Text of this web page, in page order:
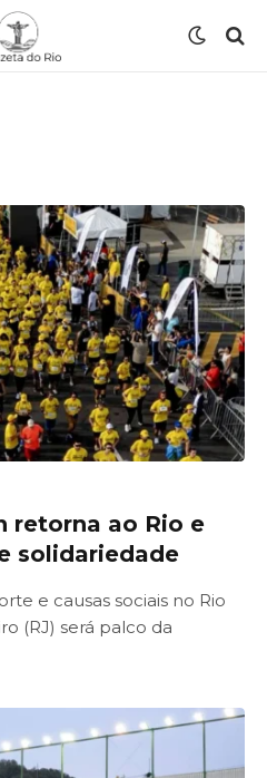
retorna ao Rio e
solidariedade
e causas sociais no Rio
(RJ) será palco da